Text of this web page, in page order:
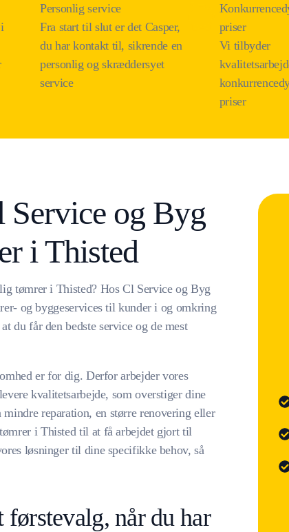
Personlig service
Fra start til slut er det Casper,
du har kontakt til, sikrende en
personlig og skræddersyet
service
priser
Vi tilbyder
priser
og Byg
i Thisted
tømrer i Thisted? Hos Cl Service og Byg
og byggeservices til kunder i og omkring
du får den bedste service og de mest
er for dig. Derfor arbejder vores
kvalitetsarbejde, som overstiger dine
reparation, en større renovering eller
i Thisted til at få arbejdet gjort til
løsninger til dine specifikke behov, så
når du har